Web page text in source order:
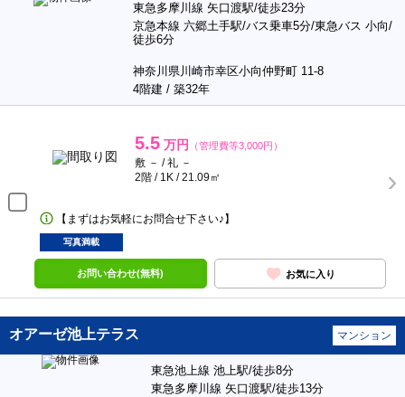
東急多摩川線 矢口渡駅/徒歩23分
京急本線 六郷土手駅/バス乗車5分/東急バス 小向/
徒歩6分
神奈川県川崎市幸区小向仲野町 11-8
4階建 / 築32年
5.5 万円 （管理費等3,000円）
敷 － / 礼 －
2階 / 1K / 21.09㎡
【まずはお気軽にお問合せ下さい♪】
写真満載
お問い合わせ(無料) お気に入り
オアーゼ池上テラス マンション
東急池上線 池上駅/徒歩8分
東急多摩川線 矢口渡駅/徒歩13分